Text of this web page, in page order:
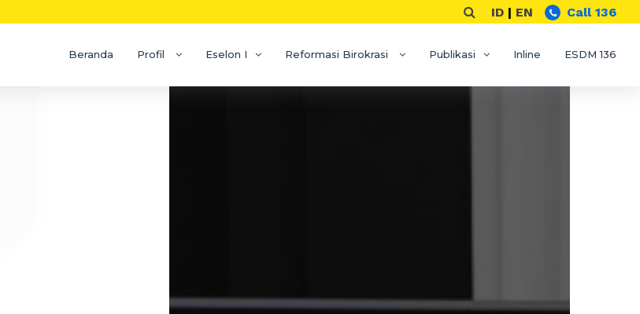
ID | EN Call 136
Beranda Profil Eselon I Reformasi Birokrasi Publikasi Inline ESDM 136